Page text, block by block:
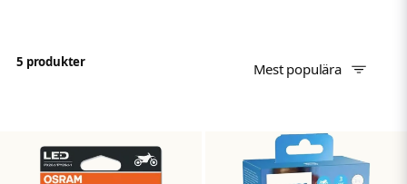
5 produkter Mest populära